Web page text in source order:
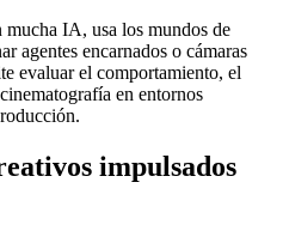
IA, usa los mundos de
agentes encarnados o cámaras
evaluar el comportamiento, el
en entornos
impulsados